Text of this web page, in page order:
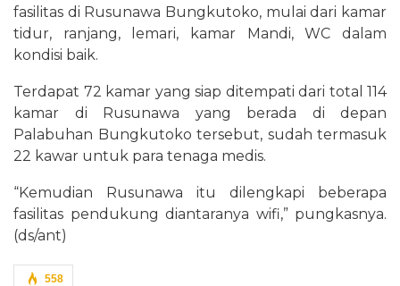
fasilitas di Rusunawa Bungkutoko, mulai dari kamar
tidur, ranjang, lemari, kamar Mandi, WC dalam
kondisi baik.
Terdapat 72 kamar yang siap ditempati dari total 114
kamar di Rusunawa yang berada di depan
Palabuhan Bungkutoko tersebut, sudah termasuk
22 kawar untuk para tenaga medis.
“Kemudian Rusunawa itu dilengkapi beberapa
fasilitas pendukung diantaranya wifi,” pungkasnya.
(ds/ant)
558